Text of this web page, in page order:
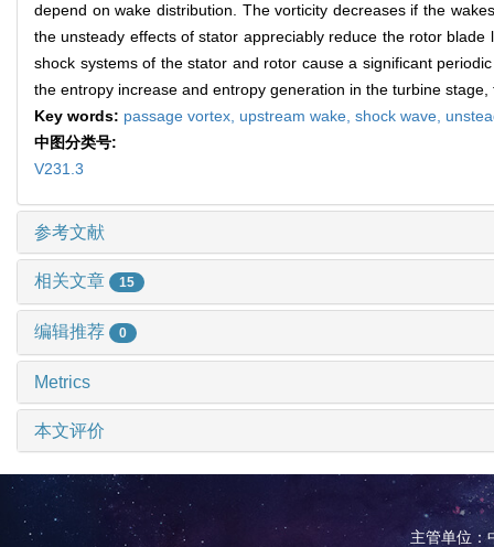
depend on wake distribution. The vorticity decreases if the
the unsteady effects of stator appreciably reduce the rotor
shock systems of the stator and rotor cause a significant
the entropy increase and entropy generation in the turbine
Key words: passage vortex, upstream wake, shock wave,
中图分类号:
V231.3
参考文献
相关文章 15
编辑推荐 0
Metrics
本文评价
主管单位：